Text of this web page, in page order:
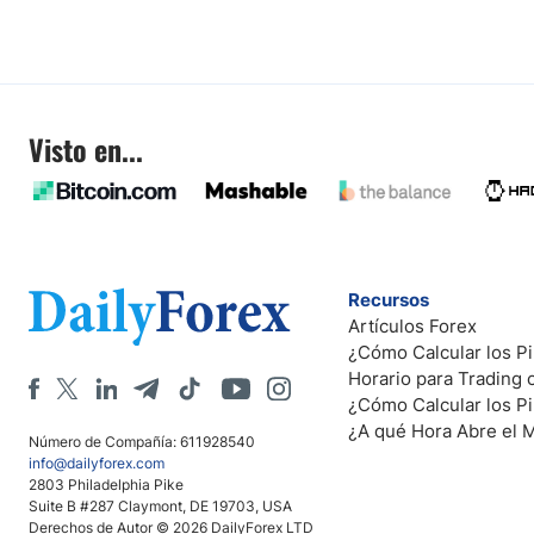
Visto en...
Número de Compañía: 611928540
info@dailyforex.com
2803 Philadelphia Pike
Suite B #287 Claymont, DE 19703, USA
Derechos de Autor © 2026 DailyForex LTD
Recursos
Artículos Forex
¿Cómo Calcular los
Horario para Trading
¿Cómo Calcular los
¿A qué Hora Abre el